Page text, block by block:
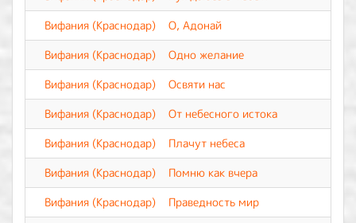
Вифания (Краснодар)
О, Адонай
Вифания (Краснодар)
Одно желание
Вифания (Краснодар)
Освяти нас
Вифания (Краснодар)
От небесного истока
Вифания (Краснодар)
Плачут небеса
Вифания (Краснодар)
Помню как вчера
Вифания (Краснодар)
Праведность мир